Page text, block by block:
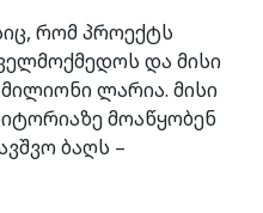
რომ პროექტს
და მისი
მილიონი ლარია. მისი
მოაწყობენ
ბაღს –